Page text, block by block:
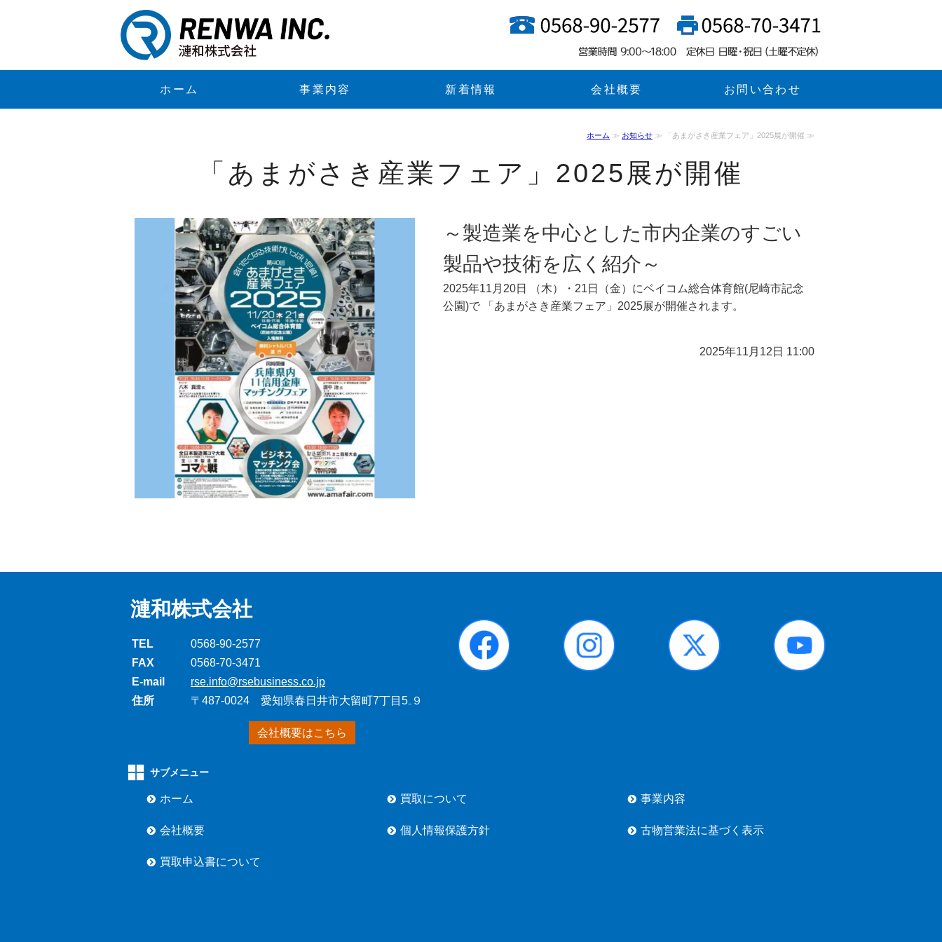
モノづくりの漣和株式会社（レンワカブシキガイシャ）｜代理
ホーム 事業内容 新着情報 会社概要 お問い合わせ
ホーム ≫ お知らせ ≫ 「あまがさき産業フェア」2025展が開催 ≫
「あまがさき産業フェア」2025展が開催
～製造業を中心とした市内企業のすごい
製品や技術を広く紹介～
2025年11月20日 （木）・21日（金）にベイコム総合体育館(尼崎市記念
公園)で 「あまがさき産業フェア」2025展が開催されます。
2025年11月12日 11:00
漣和株式会社
TEL
0568-90-2577
FAX
0568-70-3471
E-mail
rse.info@rsebusiness.co.jp
住所
〒487-0024 愛知県春日井市大留町7丁目5₋９
会社概要はこちら
サブメニュー
ホーム 買取について 事業内容
会社概要 個人情報保護方針 古物営業法に基づく表示
買取申込書について